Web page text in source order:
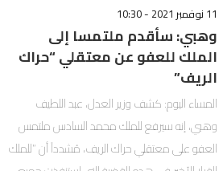
11 نوفمبر 2021 - 10:30
وهبي: سأقدم ملتمسا إلى
الملك للعفو عن معتقلي “حراك
الريف”
المساء اليوم: كشف وزير العدل، عبد اللطيف
وهبي، إنه سيرفع للملك محمد السادس ملتمس
العفو على معتقلي حراك الريف، مُشدداً أن “للملك